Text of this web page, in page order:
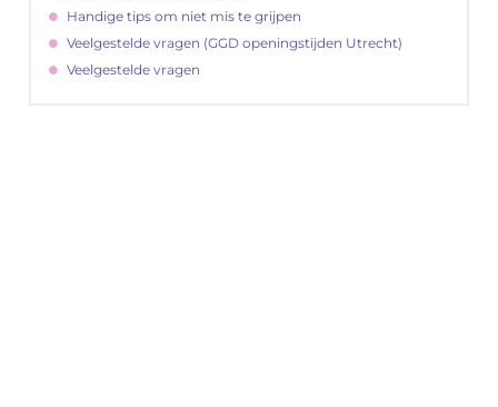
Handige tips om niet mis te grijpen
Veelgestelde vragen (GGD openingstijden Utrecht)
Veelgestelde vragen